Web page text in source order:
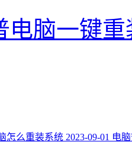
电脑一键
怎么重装系统 2023-09-01 电